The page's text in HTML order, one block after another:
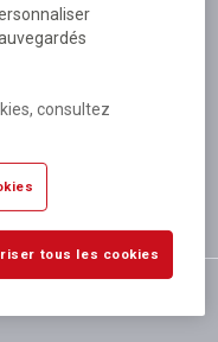
consultez
tous les cookies